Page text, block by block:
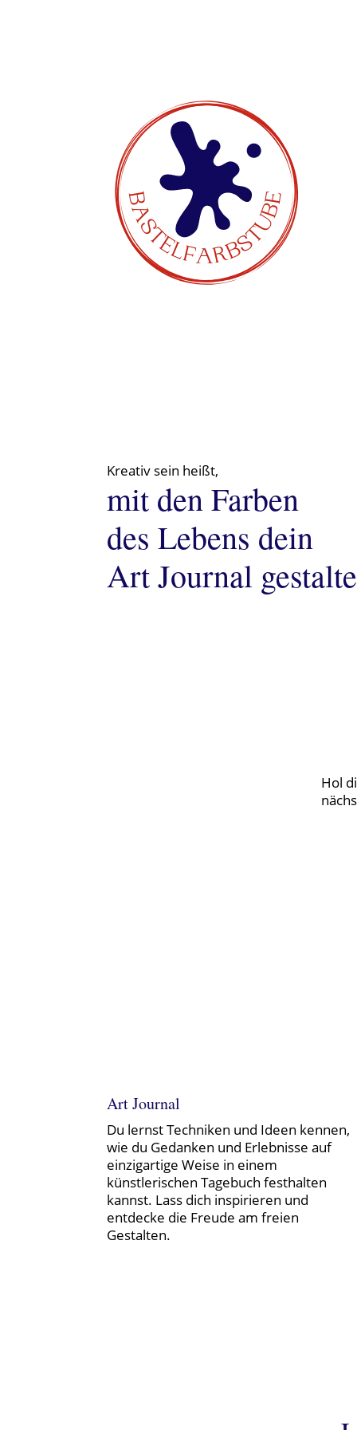
Kreativ sein heißt,
mit den Farben
des Lebens dein
Art Journal
Hol
Art Journal
Du lernst Techniken und Ideen kennen,
wie du Gedanken und Erlebnisse auf
einzigartige Weise in einem
künstlerischen Tagebuch festhalten
kannst. Lass dich inspirieren und
entdecke die Freude am freien
Gestalten.